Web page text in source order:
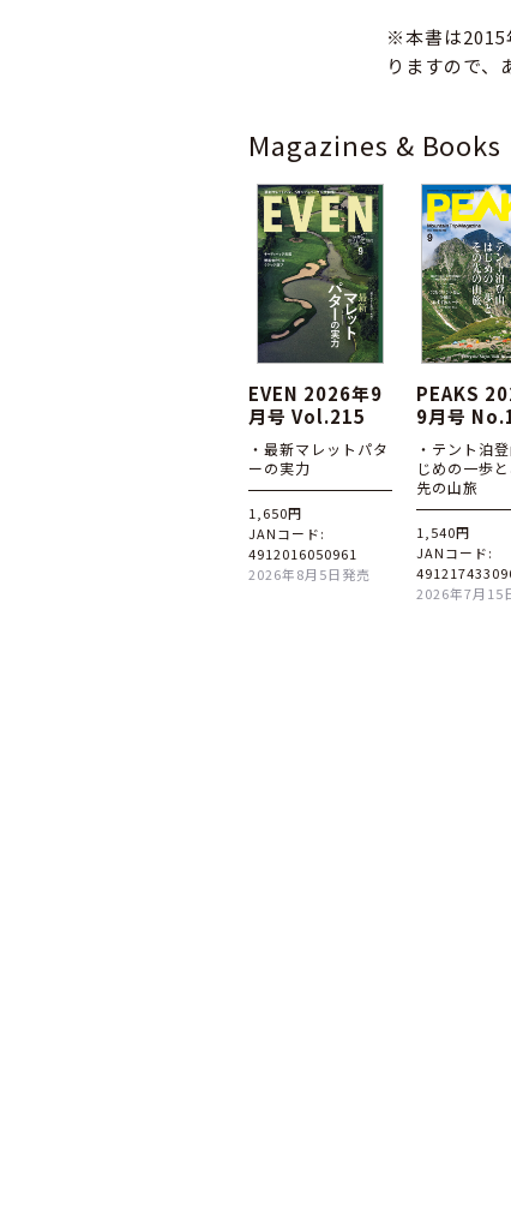
※本書は2015
りますので、
Magazines & Books
EVEN 2026年9
月号 Vol.215
・最新マレットパタ
ーの実力
1,650円
JANコード:
4912016050961
2026年8月5日発売
PEAKS
9月号
・テント泊
じめの一歩
先の山旅
1,540円
JANコード:
2026年7月15